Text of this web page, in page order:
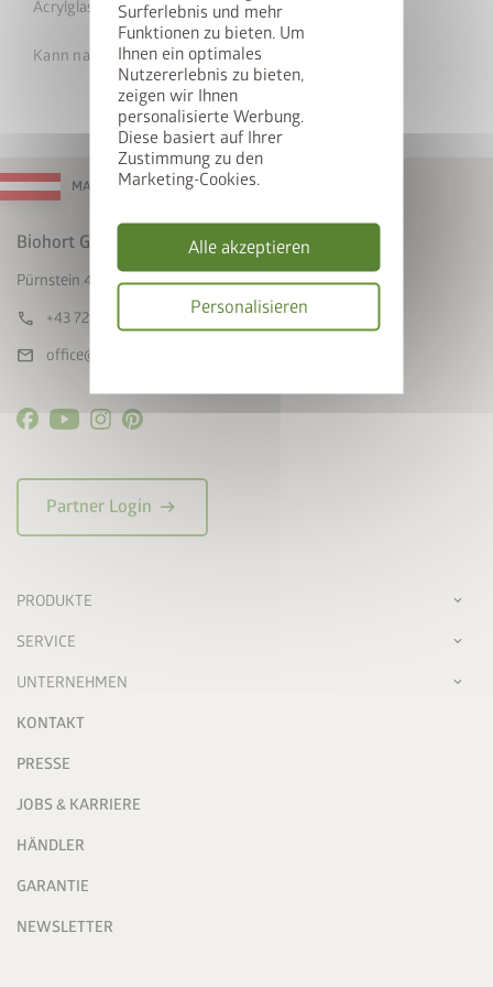
Surferlebnis und mehr
Funktionen zu bieten. Um
Ihnen ein optimales
Nutzererlebnis zu bieten,
zeigen wir Ihnen
personalisierte Werbung.
Diese basiert auf Ihrer
Zustimmung zu den
Marketing-Cookies.
Alle akzeptieren
Personalisieren
Acrylglases entfällt.
Kann nachträglich nichteingebaut werden!
MADE IN AUSTRIA
Biohort GmbH
Pürnstein 43, A-4120 Neufelden
call +43 7282 / 7788 0
mail office@biohort.at
Partner Login arrow_right_alt
PRODUKTE
SERVICE
UNTERNEHMEN
KONTAKT
PRESSE
JOBS & KARRIERE
HÄNDLER
GARANTIE
NEWSLETTER